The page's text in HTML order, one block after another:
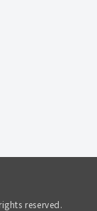
reserved.